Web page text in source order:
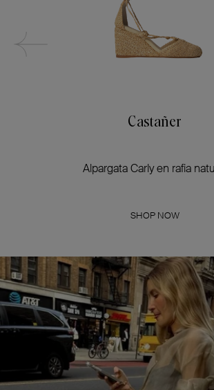
Castañer
Alpargata Carly en rafia
SHOP NOW